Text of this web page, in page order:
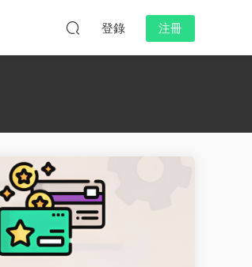
登錄 注冊